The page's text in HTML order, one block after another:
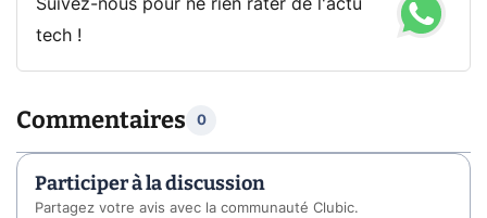
Suivez-nous pour ne rien rater de l'actu
tech !
Commentaires 0
Participer à la discussion
Partagez votre avis avec la communauté Clubic.